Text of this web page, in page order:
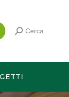
Cerca